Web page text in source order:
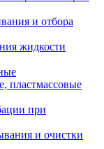
и отбора
жидкости
пластмассовые
при
и очистки